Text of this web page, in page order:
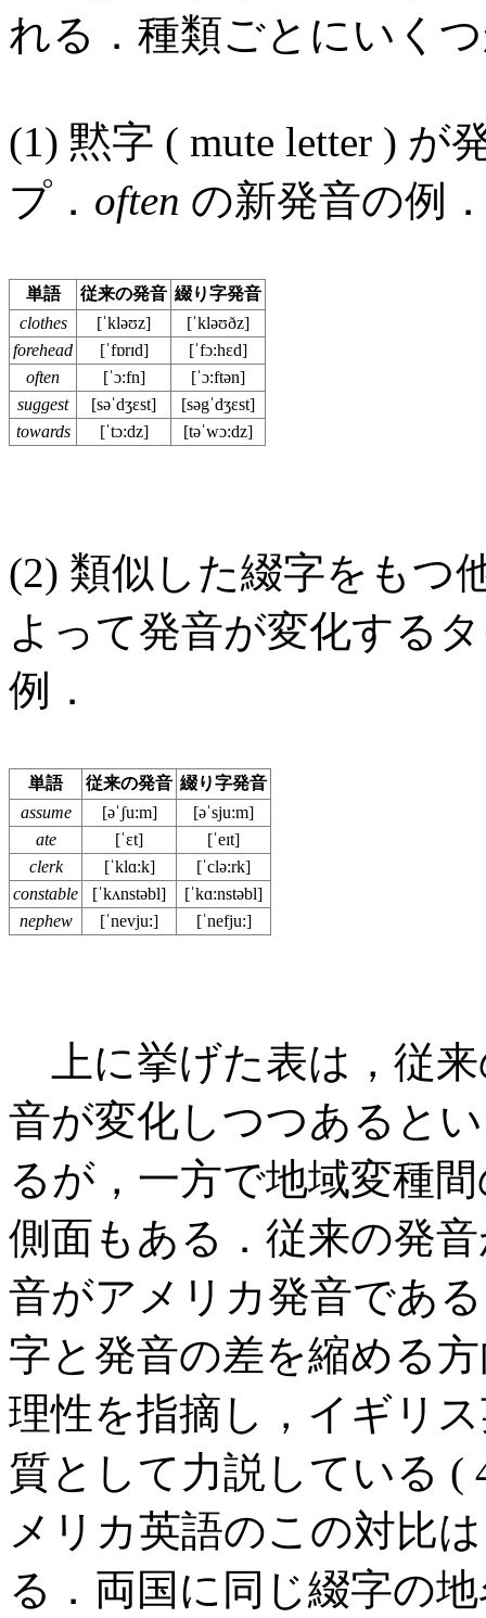
れる．種類ごとにいく
(1) 黙字 ( mute letter )
プ． often の新発音の例
単語 従来の発音 綴り字発音
clothes
[ˈkləʊz]
[ˈkləʊðz]
forehead
[ˈfɒrɪd]
[ˈfɔ:hɛd]
often
[ˈɔ:fn]
[ˈɔ:ftən]
suggest
[səˈdʒɛst]
[səgˈdʒɛst]
towards
[ˈtɔ:dz] [təˈwɔ:dz]
(2) 類似した綴字をもつ
よって発音が変化する
例．
単語 従来の発音 綴り字発音
assume
[əˈʃu:m]
[əˈsju:m]
ate
[ˈɛt]
[ˈeɪt]
clerk
[ˈklɑ:k]
[ˈclə:rk]
constable
[ˈkʌnstəbl]
[ˈkɑ:nstəbl]
nephew
[ˈnevju:] [ˈnefju:]
上に挙げた表は，従
音が変化しつつあると
るが，一方で地域変種
側面もある．従来の発
音がアメリカ発音であ
字と発音の差を縮める
理性を指摘し，イギリ
質として力説している (
メリカ英語のこの対比
る．両国に同じ綴字の